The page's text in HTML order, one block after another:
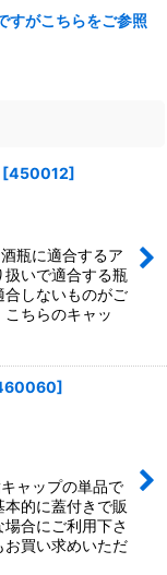
すがこちらをご参照
[450012]
瓶に適合するア
いで適合する瓶
合しないものがご
ちらのキャッ
]
ャップの単品で
的に蓋付きで販
合にご利用下さ
お買い求めいただ